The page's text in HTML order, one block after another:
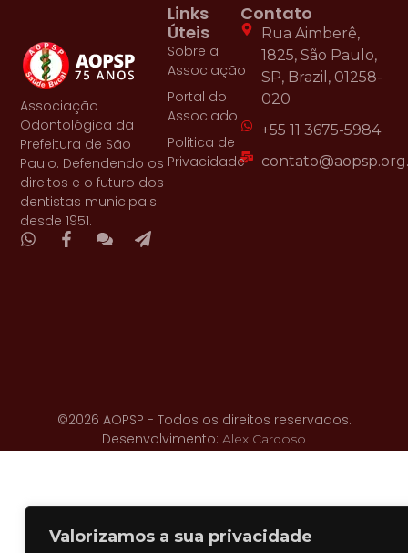
Valorizamos a sua privacidade
Associação
Odontológica da
Prefeitura de São
Paulo. Defendendo os
direitos e o futuro dos
dentistas municipais
desde 1951.
Links
Úteis
Sobre a
Associação
Portal do
Associado
Politica de
Privacidade
Contato
Rua Aimberê,
1825, São Paulo,
SP, Brazil, 01258-
020
+55 11 3675-5984
©2026 AOPSP - Todos os direitos reservados.
Desenvolvimento: Alex Cardoso